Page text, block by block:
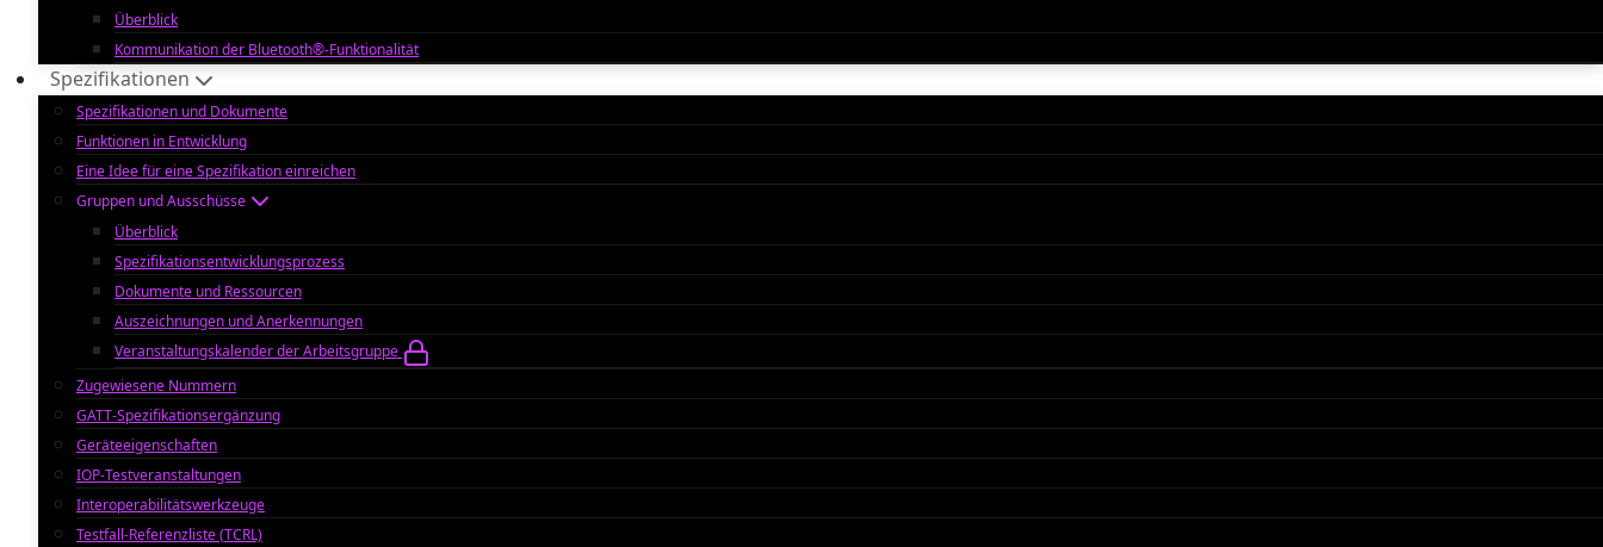
Überblick
Kommunikation der Bluetooth®-Funktionalität
Spezifikationen
Spezifikationen und Dokumente
Funktionen in Entwicklung
Eine Idee für eine Spezifikation einreichen
Gruppen und Ausschüsse
Überblick
Spezifikationsentwicklungsprozess
Dokumente und Ressourcen
Auszeichnungen und Anerkennungen
Veranstaltungskalender der Arbeitsgruppe
Zugewiesene Nummern
GATT-Spezifikationsergänzung
Geräteeigenschaften
IOP-Testveranstaltungen
Interoperabilitätswerkzeuge
Testfall-Referenzliste (TCRL)